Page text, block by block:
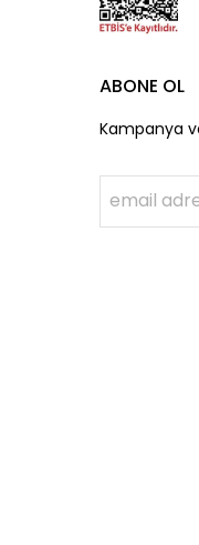
ABONE OL
Kampanya